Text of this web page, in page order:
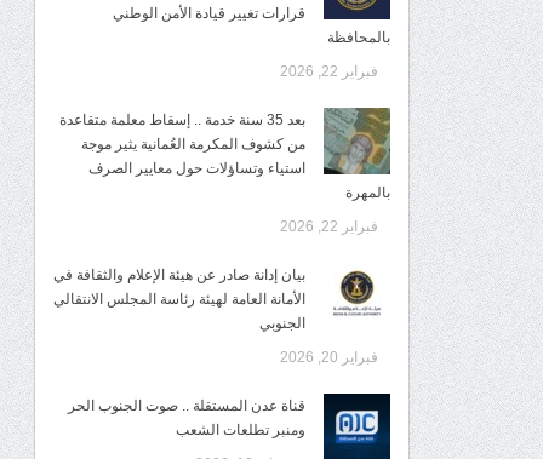
قرارات تغيير قيادة الأمن الوطني
بالمحافظة
فبراير 22, 2026
بعد 35 سنة خدمة .. إسقاط معلمة متقاعدة
من كشوف المكرمة العُمانية يثير موجة
استياء وتساؤلات حول معايير الصرف
بالمهرة
فبراير 22, 2026
بيان إدانة صادر عن هيئة الإعلام والثقافة في
الأمانة العامة لهيئة رئاسة المجلس الانتقالي
الجنوبي
فبراير 20, 2026
قناة عدن المستقلة .. صوت الجنوب الحر
ومنبر تطلعات الشعب